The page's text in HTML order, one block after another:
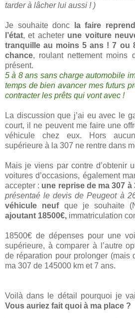
tarder à lâcher lui aussi ! )
Je souhaite donc
la faire
l’état, et acheter une voiture
tranquille au moins 5 ans ! 7 ou
chance, roulant nettement moins
présent.
5 à 8 ans sans charge automobile
temps de bien avancer mes futurs
contracter les prêts qui vont avec !
La discussion que j’ai eu avec le
court, il ne peuvent me faire une
véhicule chez eux. Hors
supérieure à la 307 ne rentre dans
Mais je viens par contre d’obtenir
voitures d’occasions, également
accepter : une reprise de ma 307 à
présentaé le devis de Peugeot à
véhicule neufque je souhaite
ajoutant 18500€, immatriculation
18500€ de dépenses pour une
supérieure, à comparer à l’autre
de réparation pour prolonger (mais
ma 307 de 145000 km et 7 ans.
Voilà dans le détail pourquoi je
Vous auriez fait quoi à ma place ?